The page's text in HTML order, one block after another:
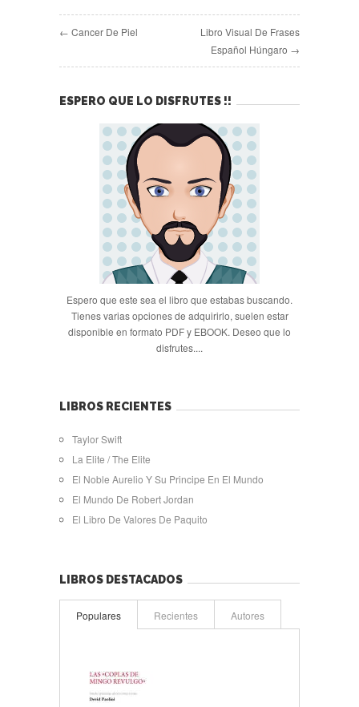
← Cancer De Piel
Libro Visual De Frases
Español Húngaro →
ESPERO QUE LO DISFRUTES !!
Espero que este sea el libro que estabas buscando.
Tienes varias opciones de adquirirlo, suelen estar
disponible en formato PDF y EBOOK. Deseo que lo
disfrutes....
LIBROS RECIENTES
Taylor Swift
La Elite / The Elite
El Noble Aurelio Y Su Principe En El Mundo
El Mundo De Robert Jordan
El Libro De Valores De Paquito
LIBROS DESTACADOS
Populares Recientes Autores